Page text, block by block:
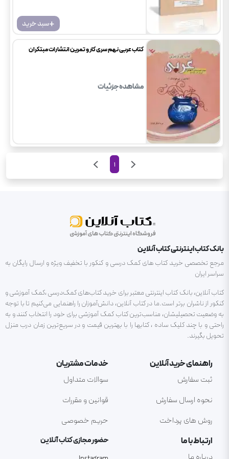
+سبد خرید
کتاب عربی نهم سری کار و تمرین انتشارات مبتکران
مشاهده جزئیات
1
بانک کتاب اینترنتی کتاب آنلاین
مرجع تخصصی خرید کتاب های کمک درسی و کنکور با تخفیف ویژه و ارسال رایگان به
سراسر ایران
کتاب آنلاین، بانک کتاب اینترنتی معتبر برای خرید کتاب‌های کمک‌درسی ،کمک آموزشی و
کنکور از ناشران برتر است.ما در کتاب آنلاین، دانش‌آموزان را راهنمایی می‌کنیم تا با توجه
به وضعیت تحصیلیشان، مناسب‌ترین کتاب کمک آموزشی برای خود را انتخاب کنند و به
راحتی و با چند کلیک ساده ، کتابها را با بهترین قیمت و در سریع‌ترین زمان درب منزل
تحویل بگیرند.
راهنمای خرید آنلاین
ثبت سفارش
نحوه ارسال سفارش
روش های پرداخت
خدمات مشتریان
سوالات متداول
قوانین و مقررات
حریم خصوصی
ارتباط با ما
حضور مجازی کتاب آنلاین